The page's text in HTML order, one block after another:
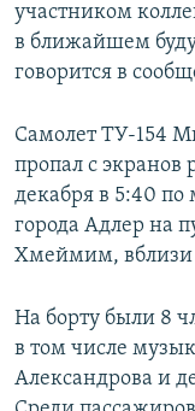
участником
в ближайшем
говорится в
Самолет ТУ-154
пропал с экранов
декабря в 5:40
города Адлер на
Хмеймим, вблизи
На борту были 8
в том числе
Александрова и